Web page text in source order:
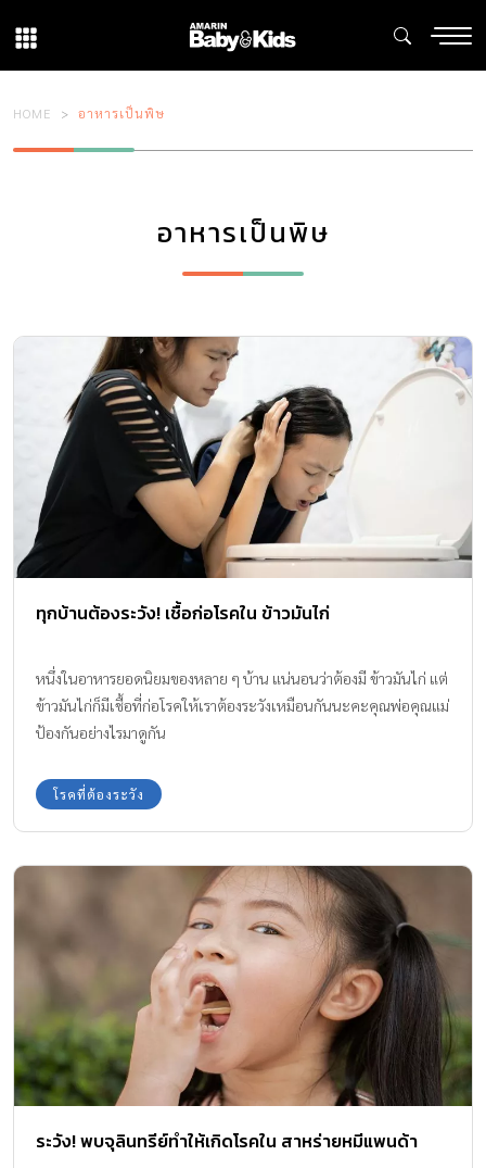
HOME อาหารเป็นพิษ
อาหารเป็นพิษ
ทุกบ้านต้องระวัง! เชื้อก่อโรคใน ข้าวมันไก่
หนึ่งในอาหารยอดนิยมของหลาย ๆ บ้าน แน่นอนว่าต้องมี ข้าวมันไก่ แต่
ข้าวมันไก่ก็มีเชื้อที่ก่อโรคให้เราต้องระวังเหมือนกันนะคะคุณพ่อคุณแม่
ป้องกันอย่างไรมาดูกัน
โรคที่ต้องระวัง
ระวัง! พบจุลินทรีย์ทำให้เกิดโรคใน สาหร่ายหมีแพนด้า